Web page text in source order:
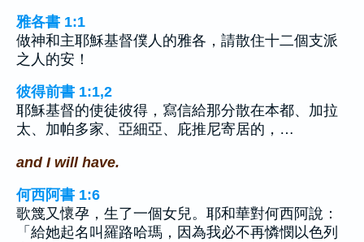
雅各書 1:1
做神和主耶穌基督僕人的雅各，請散住十二個支派
之人的安！
彼得前書 1:1,2
耶穌基督的使徒彼得，寫信給那分散在本都、加拉
太、加帕多家、亞細亞、庇推尼寄居的，…
and I will have.
何西阿書 1:6
歌篾又懷孕，生了一個女兒。耶和華對何西阿說：
「給她起名叫羅路哈瑪，因為我必不再憐憫以色列